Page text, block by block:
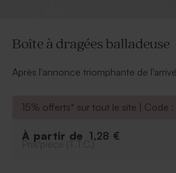
Boîte à dragées balladeuse
Après l'annonce triomphante de
15% offerts* sur tout le site | Code :
À partir de 1,28 €
Prix/pièce (T.T.C.)